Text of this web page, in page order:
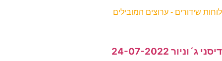
לוחות שידורים - ערוצים המובילים
דיסני ג´וניור 24-07-2022